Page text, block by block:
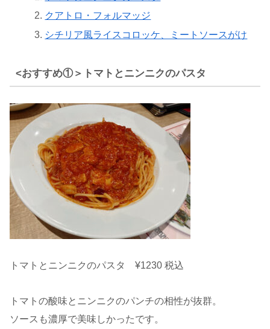
クアトロ・フォルマッジ
シチリア風ライスコロッケ、ミートソースがけ
<おすすめ①＞トマトとニンニクのパスタ
トマトとニンニクのパスタ ¥1230 税込
トマトの酸味とニンニクのパンチの相性が抜群。
ソースも濃厚で美味しかったです。